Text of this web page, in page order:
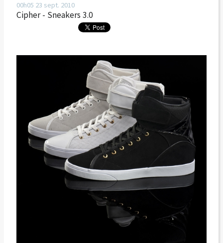
00h05 23 sept. 2010
Cipher - Sneakers 3.0